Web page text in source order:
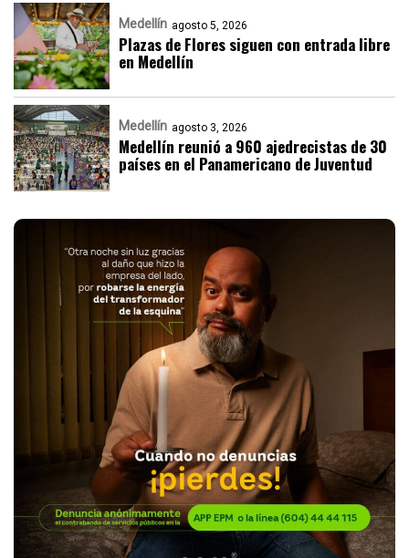
Medellín agosto 5, 2026
Plazas de Flores siguen con entrada libre
en Medellín
Medellín agosto 3, 2026
Medellín reunió a 960 ajedrecistas de 30
países en el Panamericano de Juventud